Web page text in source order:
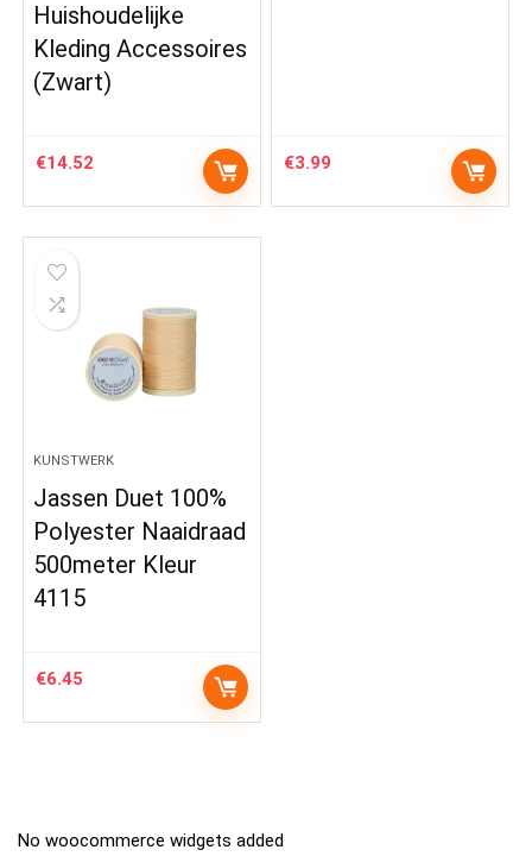
Huishoudelijke
Kleding Accessoires
(Zwart)
€14.52 €3.99
KUNSTWERK
Jassen Duet 100%
Polyester Naaidraad
500meter Kleur
4115
€6.45
No woocommerce widgets added